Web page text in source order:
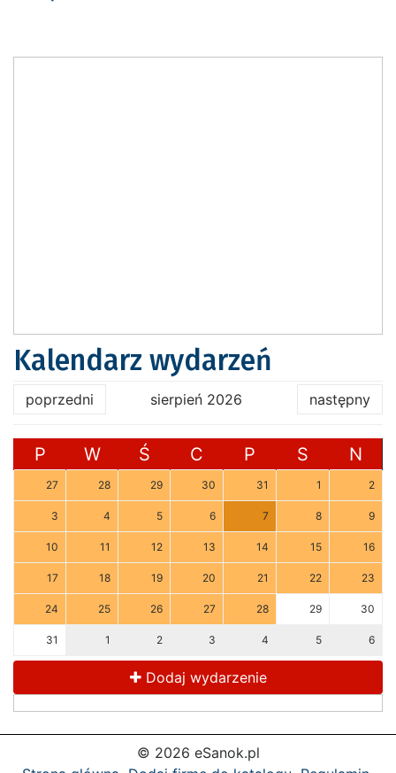
Kalendarz wydarzeń
poprzedni sierpień 2026 następny
P W Ś C P S N
27 28 29 30 31 1 2
3 4 5 6 7 8 9
10 11 12 13 14 15 16
17 18 19 20 21 22 23
24 25 26 27 28 29 30
31 1 2 3 4 5 6
Dodaj wydarzenie
© 2026 eSanok.pl